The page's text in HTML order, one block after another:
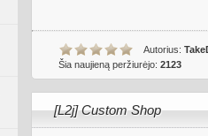
Autorius:
Šia naujieną peržiurėjo: 2123
[L2j] Custom Shop